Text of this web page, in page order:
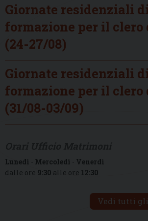
Giornate residenziali
formazione per il clero
(24-27/08)
Giornate residenziali
formazione per il clero
(31/08-03/09)
Lunedì - Mercoledì - Venerdì
dalle ore 9:30 alle ore 12:30
Vedi tutti